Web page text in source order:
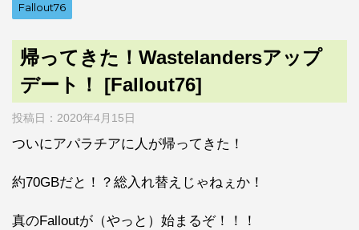
Fallout76
帰ってきた！Wastelandersアップ
デート！ [Fallout76]
投稿日： 2020年4月15日
ついにアパラチアに人が帰ってきた！
約70GBだと！？総入れ替えじゃねぇか！
真のFalloutが（やっと）始まるぞ！！！